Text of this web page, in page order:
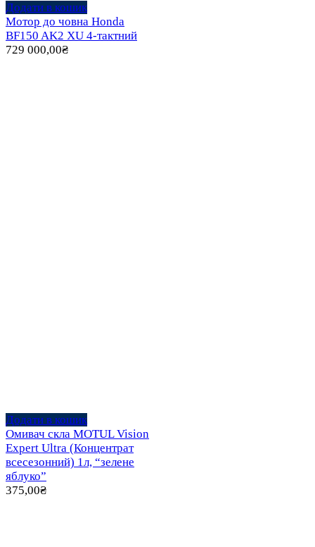
Додати в кошик
Мотор до човна Honda
BF150 AK2 XU 4-тактний
729 000,00₴
Додати в кошик
Омивач скла MOTUL Vision
Expert Ultra (Концентрат
всесезонний) 1л, “зелене
яблуко”
375,00₴